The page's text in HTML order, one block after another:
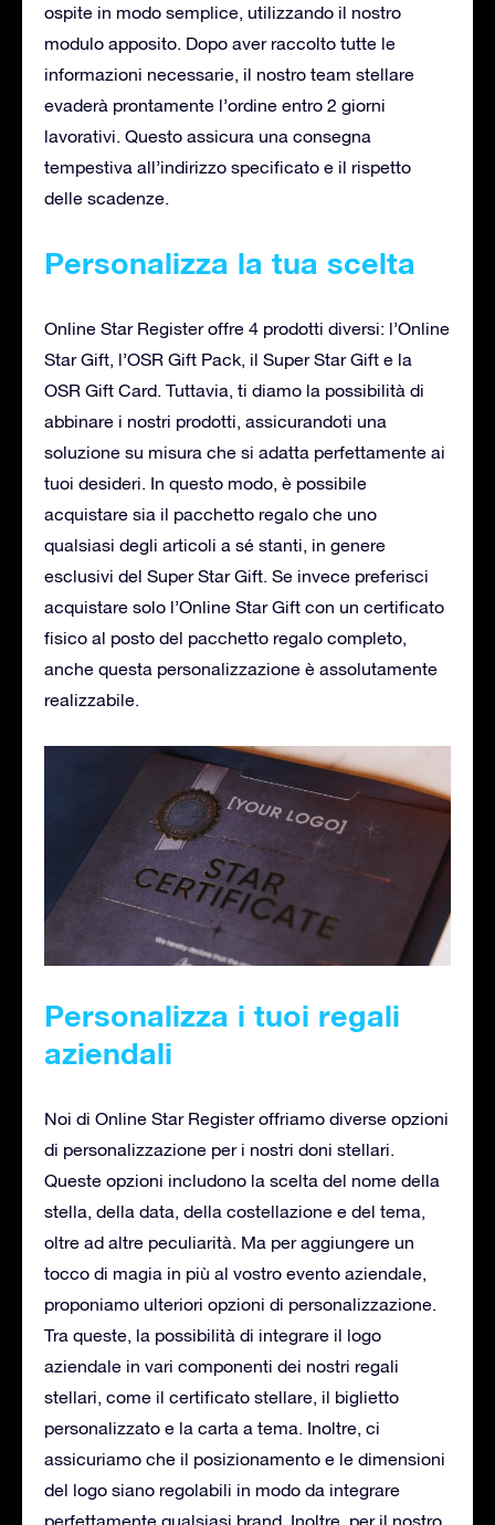
ospite in modo semplice, utilizzando il nostro
modulo apposito. Dopo aver raccolto tutte le
informazioni necessarie, il nostro team stellare
evaderà prontamente l’ordine entro 2 giorni
lavorativi. Questo assicura una consegna
tempestiva all’indirizzo specificato e il rispetto
delle scadenze.
Personalizza la tua scelta
Online Star Register offre 4 prodotti diversi: l’Online
Star Gift, l’OSR Gift Pack, il Super Star Gift e la
OSR Gift Card. Tuttavia, ti diamo la possibilità di
abbinare i nostri prodotti, assicurandoti una
soluzione su misura che si adatta perfettamente ai
tuoi desideri. In questo modo, è possibile
acquistare sia il pacchetto regalo che uno
qualsiasi degli articoli a sé stanti, in genere
esclusivi del Super Star Gift. Se invece preferisci
acquistare solo l’Online Star Gift con un certificato
fisico al posto del pacchetto regalo completo,
anche questa personalizzazione è assolutamente
realizzabile.
Personalizza i tuoi regali
aziendali
Noi di Online Star Register offriamo diverse opzioni
di personalizzazione per i nostri doni stellari.
Queste opzioni includono la scelta del nome della
stella, della data, della costellazione e del tema,
oltre ad altre peculiarità. Ma per aggiungere un
tocco di magia in più al vostro evento aziendale,
proponiamo ulteriori opzioni di personalizzazione.
Tra queste, la possibilità di integrare il logo
aziendale in vari componenti dei nostri regali
stellari, come il certificato stellare, il biglietto
personalizzato e la carta a tema. Inoltre, ci
assicuriamo che il posizionamento e le dimensioni
del logo siano regolabili in modo da integrare
perfettamente qualsiasi brand. Inoltre, per il nostro